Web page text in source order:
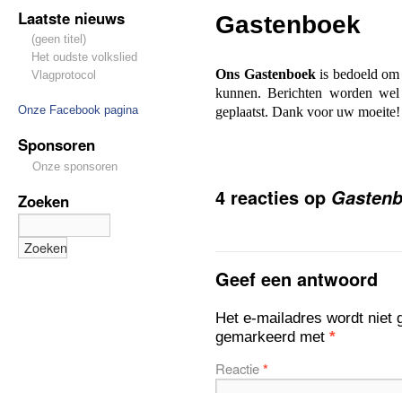
Laatste nieuws
(geen titel)
Het oudste volkslied
Vlagprotocol
Onze Facebook pagina
Sponsoren
Onze sponsoren
Zoeken
Gastenboek
Ons Gastenboekis bedoeld
kunnen. Berichten worden
geplaatst. Dank voor uw
4 reacties op
Geef een antwoord
Het e-mailadres wordt niet
gemarkeerd met *
Reactie*